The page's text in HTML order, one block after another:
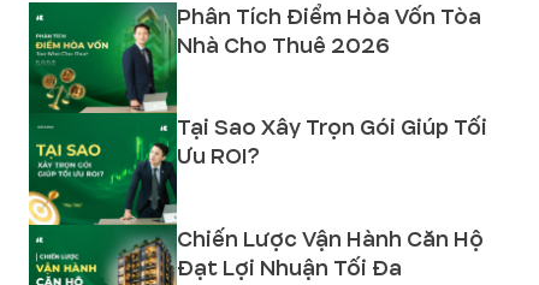
Phân Tích Điểm Hòa Vốn Tòa
Nhà Cho Thuê 2026
Tại Sao Xây Trọn Gói Giúp Tối
Ưu ROI?
Chiến Lược Vận Hành Căn Hộ
Đạt Lợi Nhuận Tối Đa